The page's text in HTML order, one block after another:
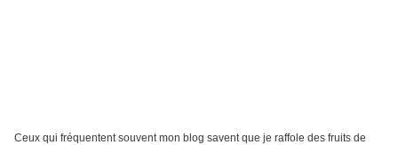
Ceux qui fréquentent souvent mon blog savent que je raffole des fruits de